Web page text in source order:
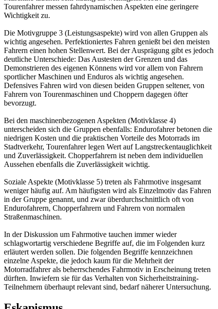
Tourenfahrer messen fahrdynamischen Aspekten eine geringere
Wichtigkeit zu.
Die Motivgruppe 3 (Leistungsaspekte) wird von allen Gruppen als
wichtig angesehen. Perfektioniertes Fahren genießt bei den meisten
Fahrern einen hohen Stellenwert. Bei der Ausprägung gibt es jedoch
deutliche Unterschiede: Das Austesten der Grenzen und das
Demonstrieren des eigenen Könnens wird vor allem von Fahrern
sportlicher Maschinen und Enduros als wichtig angesehen.
Defensives Fahren wird von diesen beiden Gruppen seltener, von
Fahrern von Tourenmaschinen und Choppern dagegen öfter
bevorzugt.
Bei den maschinenbezogenen Aspekten (Motivklasse 4)
unterscheiden sich die Gruppen ebenfalls: Endurofahrer betonen die
niedrigen Kosten und die praktischen Vorteile des Motorrads im
Stadtverkehr, Tourenfahrer legen Wert auf Langstreckentauglichkeit
und Zuverlässigkeit. Chopperfahrern ist neben dem individuellen
Aussehen ebenfalls die Zuverlässigkeit wichtig.
Soziale Aspekte (Motivklasse 5) treten als Fahrmotive insgesamt
weniger häufig auf. Am häufigsten wird als Einzelmotiv das Fahren
in der Gruppe genannt, und zwar überdurchschnittlich oft von
Endurofahrern, Chopperfahrern und Fahrern von normalen
Straßenmaschinen.
In der Diskussion um Fahrmotive tauchen immer wieder
schlagwortartig verschiedene Begriffe auf, die im Folgenden kurz
erläutert werden sollen. Die folgenden Begriffe kennzeichnen
einzelne Aspekte, die jedoch kaum für die Mehrheit der
Motorradfahrer als beherrschendes Fahrmotiv in Erscheinung treten
dürften. Inwiefern sie für das Verhalten von Sicherheitstraining-
Teilnehmern überhaupt relevant sind, bedarf näherer Untersuchung.